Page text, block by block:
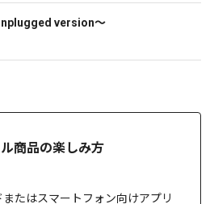
version～
商品の楽しみ方
またはスマートフォン向けアプリ